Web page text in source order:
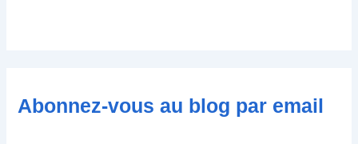
Abonnez-vous au blog par email